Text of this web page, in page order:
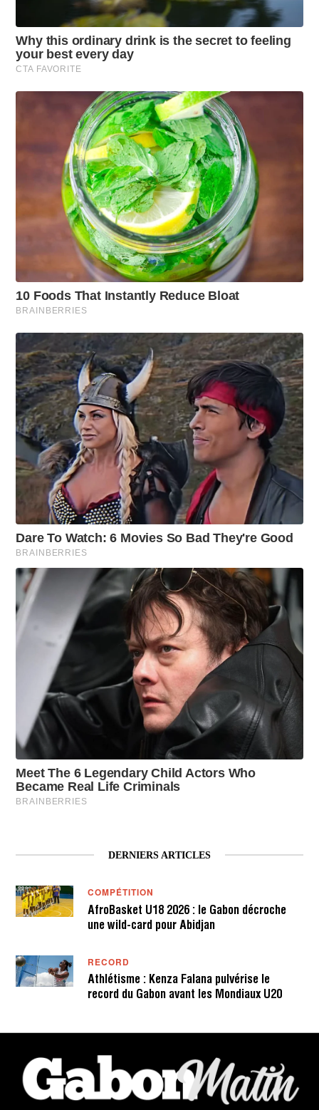
DERNIERS ARTICLES
COMPÉTITION
AfroBasket U18 2026 : le Gabon décroche
une wild-card pour Abidjan
RECORD
Athlétisme : Kenza Falana pulvérise le
record du Gabon avant les Mondiaux U20